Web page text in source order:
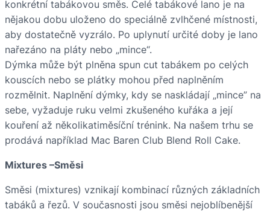
konkrétní tabákovou směs. Celé tabákové lano je na
nějakou dobu uloženo do speciálně zvlhčené místnosti,
aby dostatečně vyzrálo. Po uplynutí určité doby je lano
nařezáno na pláty nebo „mince“.
Dýmka může být plněna spun cut tabákem po celých
kouscích nebo se plátky mohou před naplněním
rozmělnit. Naplnění dýmky, kdy se naskládají „mince” na
sebe, vyžaduje ruku velmi zkušeného kuřáka a její
kouření až několikatiměsíční trénink. Na našem trhu se
prodává například Mac Baren Club Blend Roll Cake.
Mixtures –Směsi
Směsi (mixtures) vznikají kombinací různých základních
tabáků a řezů. V současnosti jsou směsi nejoblíbenější